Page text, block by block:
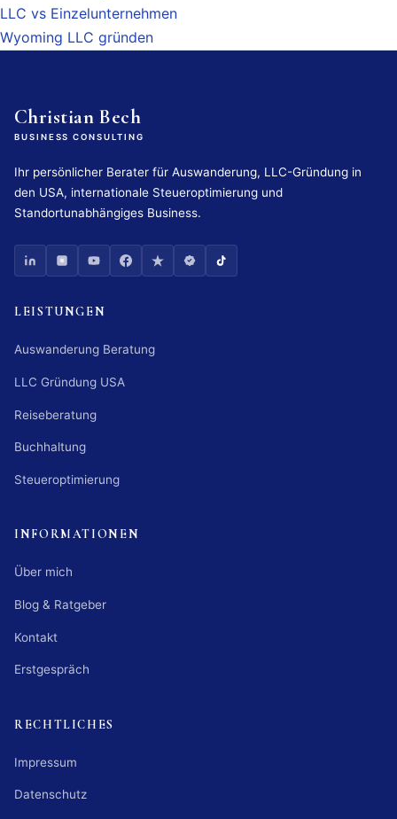
LLC vs Einzelunternehmen
Wyoming LLC gründen
Christian Bech
BUSINESS CONSULTING
Ihr persönlicher Berater für Auswanderung, LLC-Gründung in
den USA, internationale Steueroptimierung und
Standortunabhängiges Business.
LEISTUNGEN
Auswanderung Beratung
LLC Gründung USA
Reiseberatung
Buchhaltung
Steueroptimierung
INFORMATIONEN
Über mich
Blog & Ratgeber
Kontakt
Erstgespräch
RECHTLICHES
Impressum
Datenschutz